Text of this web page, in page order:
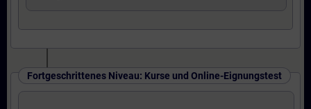
Fortgeschrittenes Niveau: Kurse und Online-Eignungstest